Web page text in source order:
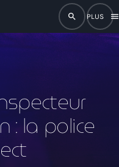
search
menu
close
: la police